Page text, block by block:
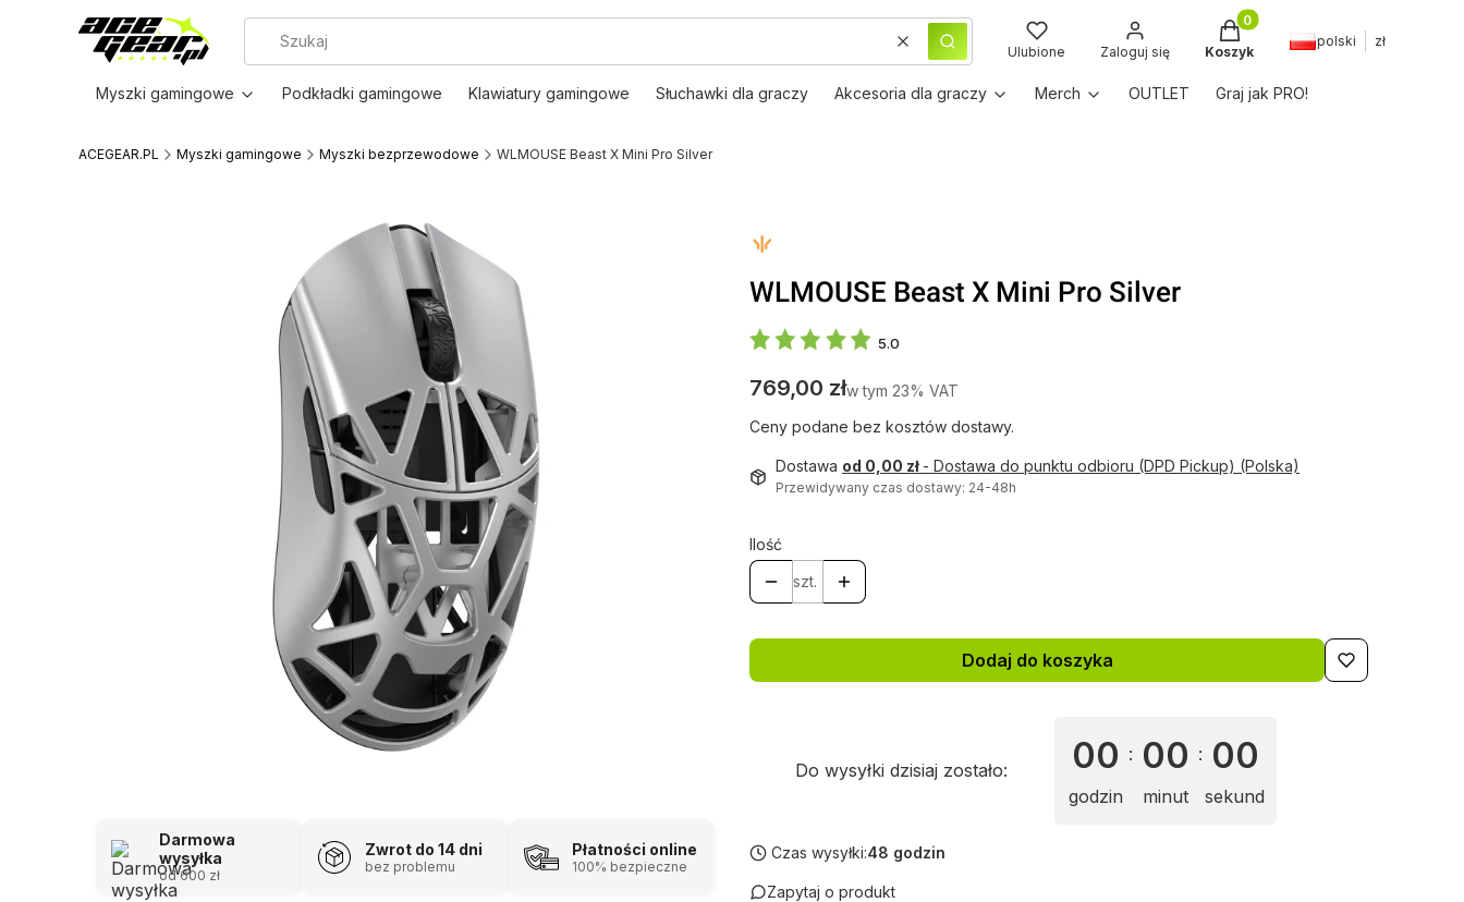
WyczyśćSzukaj Ulubione Zaloguj się
Produkty w koszyku: 0.
Koszyk
polski zł
Myszki gamingowe Podkładki gamingowe Klawiatury gamingowe Słuchawki dla graczy Akcesoria dla graczy Merch OUTLET Graj jak PRO!
ACEGEAR.PL Myszki gamingowe Myszki bezprzewodowe WLMOUSE Beast X Mini Pro Silver
Darmowa
wysyłka
od 600 zł
Zwrot do 14 dni
bez problemu
Płatności online
100% bezpieczne
WLMOUSE Beast X Mini Pro Silver
5.0
Cena
769,00 złw tym 23% VAT
w tym 23% VAT
Ceny podane bez kosztów dostawy.
Dostawa od 0,00 zł - Dostawa do punktu odbioru (DPD Pickup) (Polska)
Przewidywany czas dostawy: 24-48h
Ilość
szt.
Dodaj do koszyka
Do wysyłki dzisiaj zostało: 00
godzin
: 00
minut
: 00
sekund
Czas wysyłki:48 godzin
Zapytaj o produkt